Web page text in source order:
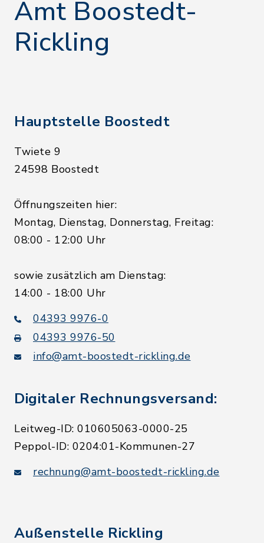
Amt Boostedt-
Rickling
Hauptstelle Boostedt
Twiete 9
24598 Boostedt
Öffnungszeiten hier:
Montag, Dienstag, Donnerstag, Freitag:
08:00 - 12:00 Uhr
sowie zusätzlich am Dienstag:
14:00 - 18:00 Uhr
04393 9976-0
04393 9976-50
info@amt-boostedt-rickling.de
Digitaler Rechnungsversand:
Leitweg-ID: 010605063-0000-25
Peppol-ID: 0204:01-Kommunen-27
rechnung@amt-boostedt-rickling.de
Außenstelle Rickling